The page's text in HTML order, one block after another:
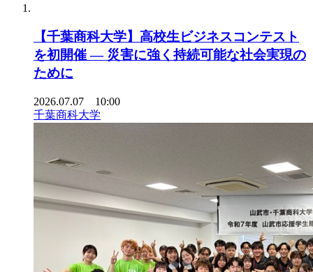
【千葉商科大学】高校生ビジネスコンテスト
を初開催 ― 災害に強く持続可能な社会実現の
ために
2026.07.07 10:00
千葉商科大学